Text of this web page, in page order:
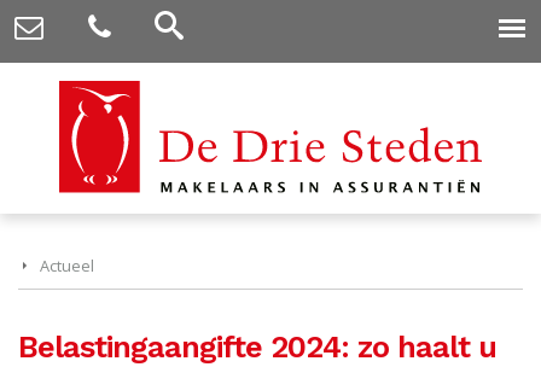
Actueel
Belastingaangifte 2024: zo haalt u